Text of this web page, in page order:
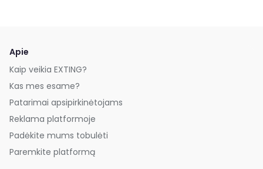
Apie
Kaip veikia EXTING?
Kas mes esame?
Patarimai apsipirkinėtojams
Reklama platformoje
Padėkite mums tobulėti
Paremkite platformą